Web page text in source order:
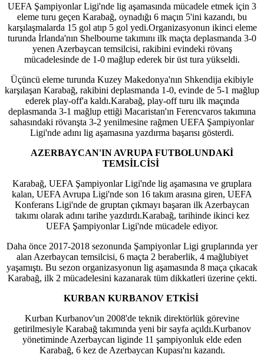
UEFA Şampiyonlar Ligi'nde lig aşamasında mücadele etmek için 3
eleme turu geçen Karabağ, oynadığı 6 maçın 5'ini kazandı, bu
karşılaşmalarda 15 gol atıp 5 gol yedi.Organizasyonun ikinci eleme
turunda İrlanda'nın Shelbourne takımını ilk maçta deplasmanda 3-0
yenen Azerbaycan temsilcisi, rakibini evindeki rövanş
mücadelesinde de 1-0 mağlup ederek bir üst tura yükseldi.
Üçüncü eleme turunda Kuzey Makedonya'nın Shkendija ekibiyle
karşılaşan Karabağ, rakibini deplasmanda 1-0, evinde de 5-1 mağlup
ederek play-off'a kaldı.Karabağ, play-off turu ilk maçında
deplasmanda 3-1 mağlup ettiği Macaristan'ın Ferencvaros takımına
sahasındaki rövanşta 3-2 yenilmesine rağmen UEFA Şampiyonlar
Ligi'nde adını lig aşamasına yazdırma başarısı gösterdi.
AZERBAYCAN'IN AVRUPA FUTBOLUNDAKİ
TEMSİLCİSİ
Karabağ, UEFA Şampiyonlar Ligi'nde lig aşamasına ve gruplara
kalan, UEFA Avrupa Ligi'nde son 16 takım arasına giren, UEFA
Konferans Ligi'nde de gruptan çıkmayı başaran ilk Azerbaycan
takımı olarak adını tarihe yazdırdı.Karabağ, tarihinde ikinci kez
UEFA Şampiyonlar Ligi'nde mücadele ediyor.
Daha önce 2017-2018 sezonunda Şampiyonlar Ligi gruplarında yer
alan Azerbaycan temsilcisi, 6 maçta 2 beraberlik, 4 mağlubiyet
yaşamıştı. Bu sezon organizasyonun lig aşamasında 8 maça çıkacak
Karabağ, ilk 2 mücadelesini kazanarak tüm dikkatleri üzerine çekti.
KURBAN KURBANOV ETKİSİ
Kurban Kurbanov'un 2008'de teknik direktörlük görevine
getirilmesiyle Karabağ takımında yeni bir sayfa açıldı.Kurbanov
yönetiminde Azerbaycan liginde 11 şampiyonluk elde eden
Karabağ, 6 kez de Azerbaycan Kupası'nı kazandı.